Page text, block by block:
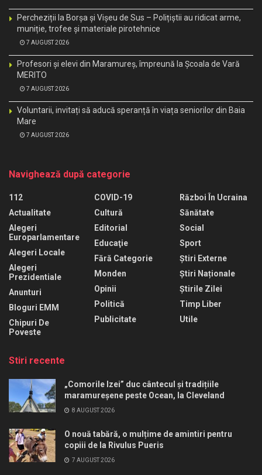
Percheziții la Borșa și Vișeu de Sus – Polițiștii au ridicat arme,
muniție, trofee și materiale pirotehnice
7 AUGUST 2026
Profesori și elevi din Maramureș, împreună la Școala de Vară
MERITO
7 AUGUST 2026
Voluntarii, invitați să aducă speranță în viața seniorilor din Baia
Mare
7 AUGUST 2026
Navighează după categorie
112
Actualitate
Alegeri
Europarlamentare
Alegeri Locale
Alegeri
Prezidentiale
Anunturi
Bloguri EMM
Chipuri De
Poveste
COVID-19
Cultură
Editorial
Educaţie
Fără Categorie
Monden
Opinii
Politică
Publicitate
Război În Ucraina
Sănătate
Social
Sport
Știri Externe
Știri Naționale
Știrile Zilei
Timp Liber
Utile
Stiri recente
„Comorile Izei” duc cântecul și tradițiile
maramureșene peste Ocean, la Cleveland
8 AUGUST 2026
O nouă tabără, o mulțime de amintiri pentru
copiii de la Rivulus Pueris
7 AUGUST 2026